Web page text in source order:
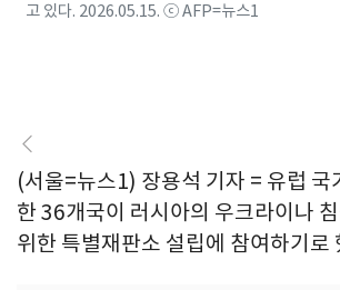
고 있다. 2026.05.15. ⓒ AFP=뉴스1
(서울=뉴스1) 장용석 기자 = 유럽 국
한 36개국이 러시아의 우크라이나 침
위한 특별재판소 설립에 참여하기로